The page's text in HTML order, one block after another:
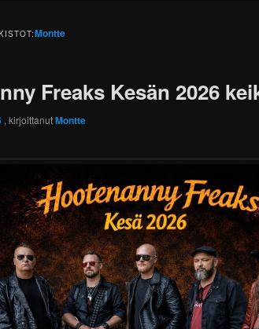
Montte
Freaks Kesän 2026
, kirjoittanutMontte